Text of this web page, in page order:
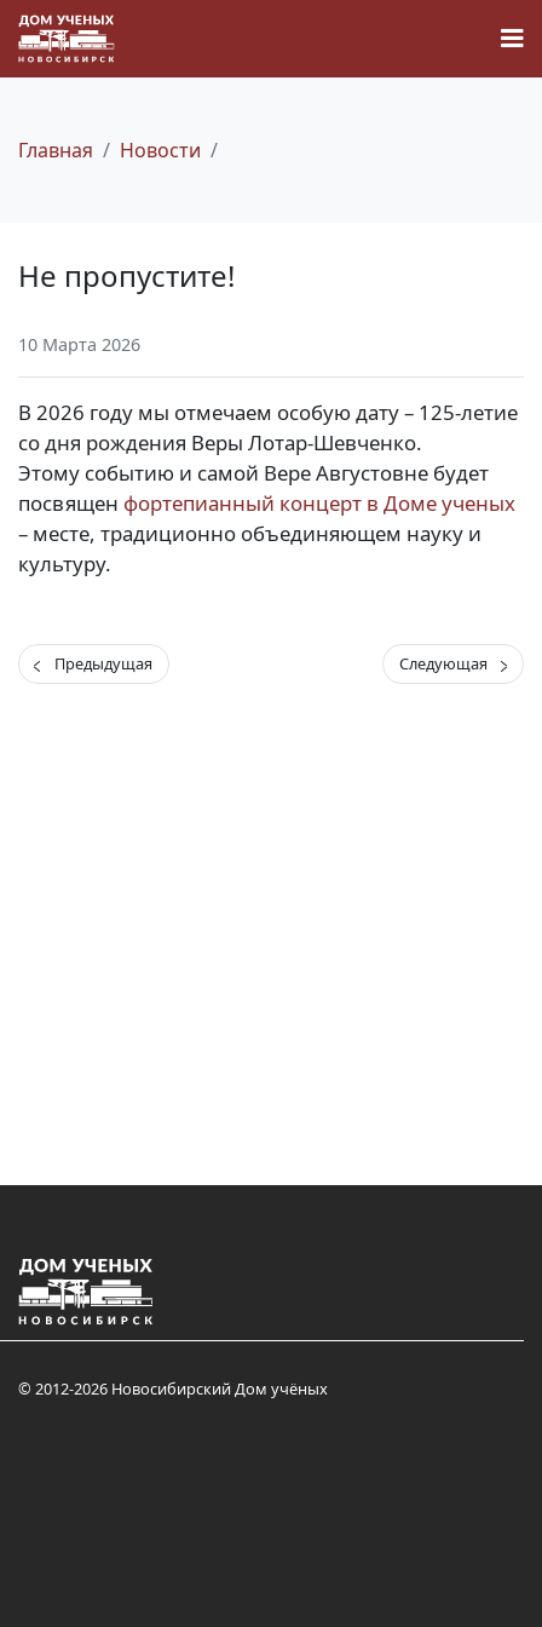
Наука
О Доме учёных
Виртуальный тур
Контакты
Вакансии
Главная Новости
Не пропустите!
10 Марта 2026
В 2026 году мы отмечаем особую дату – 125-летие
со дня рождения Веры Лотар-Шевченко.
Этому событию и самой Вере Августовне будет
посвящен фортепианный концерт в Доме ученых
– месте, традиционно объединяющем науку и
культуру.
Предыдущая Следующая
© 2012-2026 Новосибирский Дом учёных